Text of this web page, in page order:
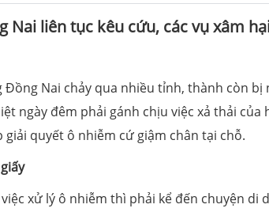
Nai liên tục kêu cứu, các vụ xâm
Đồng Nai chảy qua nhiều tỉnh, thành còn
ngày đêm phải gánh chịu việc xả thải của
quyết ô nhiễm cứ giậm chân tại chỗ.
xử lý ô nhiễm thì phải kể đến chuyện di